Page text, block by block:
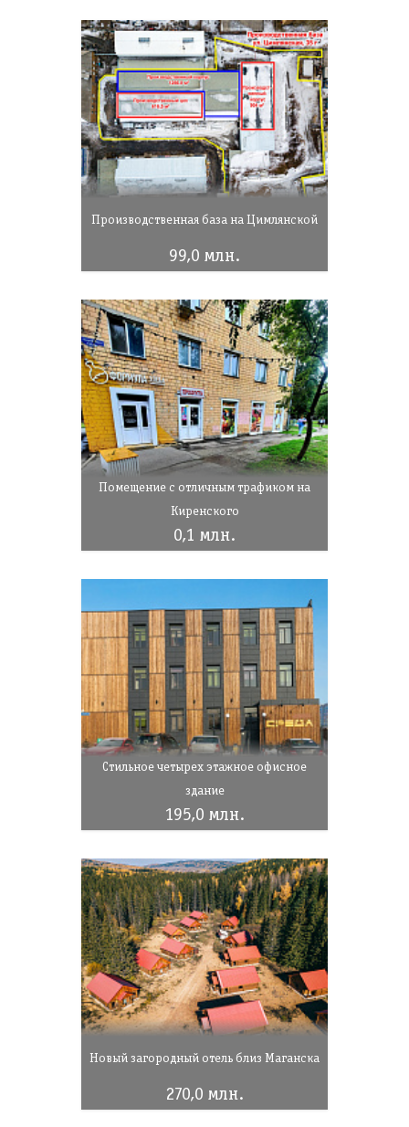
Производственная база на Цимлянской
99,0 млн.
Помещение с отличным трафиком на
Киренского
0,1 млн.
Стильное четырех этажное офисное
здание
195,0 млн.
Новый загородный отель близ Маганска
270,0 млн.